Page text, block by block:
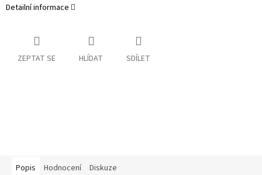
Detailní informace
ZEPTAT SE HLÍDAT SDÍLET
Popis Hodnocení Diskuze